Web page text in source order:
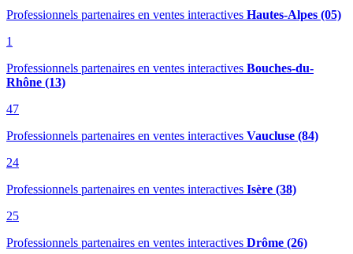
Professionnels partenaires en ventes interactives Hautes-Alpes (05)
1
Professionnels partenaires en ventes interactives Bouches-du-
Rhône (13)
47
Professionnels partenaires en ventes interactives Vaucluse (84)
24
Professionnels partenaires en ventes interactives Isère (38)
25
Professionnels partenaires en ventes interactives Drôme (26)